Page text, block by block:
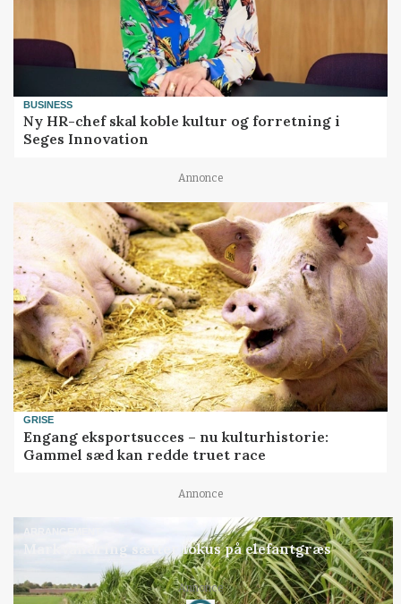
BUSINESS
Ny HR-chef skal koble kultur og forretning i
Seges Innovation
Annonce
GRISE
Engang eksportsucces – nu kulturhistorie:
Gammel sæd kan redde truet race
Annonce
ARRANGEMENT
Markvandring sætter fokus på elefantgræs
Annonce